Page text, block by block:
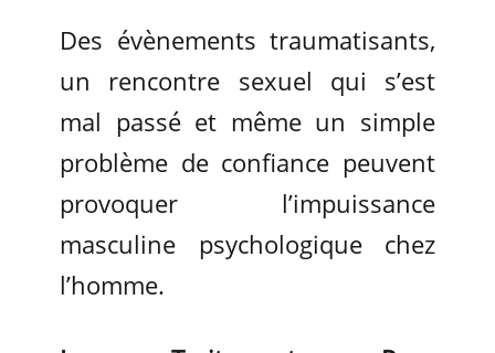
Des évènements traumatisants,
un rencontre sexuel qui s’est
mal passé et même un simple
problème de confiance peuvent
provoquer l’impuissance
masculine psychologique chez
l’homme.